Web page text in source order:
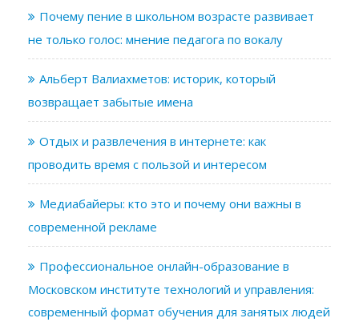
Почему пение в школьном возрасте развивает
не только голос: мнение педагога по вокалу
Альберт Валиахметов: историк, который
возвращает забытые имена
Отдых и развлечения в интернете: как
проводить время с пользой и интересом
Медиабайеры: кто это и почему они важны в
современной рекламе
Профессиональное онлайн-образование в
Московском институте технологий и управления:
современный формат обучения для занятых людей